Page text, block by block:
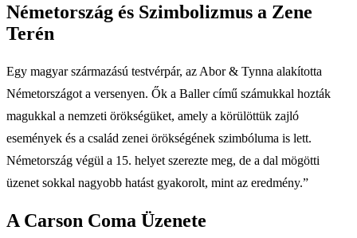
Németország és Szimbolizmus a Zene
Terén
Egy magyar származású testvérpár, az Abor & Tynna alakította
Németországot a versenyen. Ők a Baller című számukkal hozták
magukkal a nemzeti örökségüket, amely a körülöttük zajló
események és a család zenei örökségének szimbóluma is lett.
Németország végül a 15. helyet szerezte meg, de a dal mögötti
üzenet sokkal nagyobb hatást gyakorolt, mint az eredmény.”
A Carson Coma Üzenete